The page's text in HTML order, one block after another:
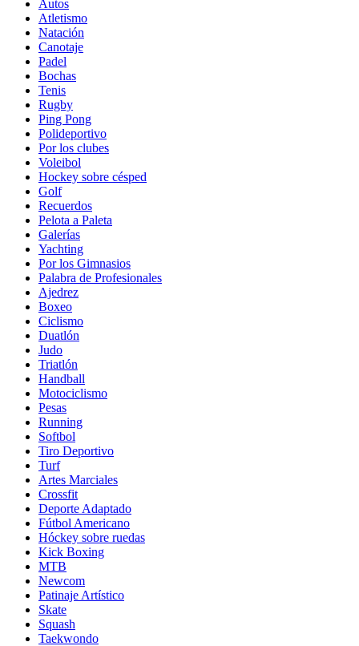
Autos
Atletismo
Natación
Canotaje
Padel
Bochas
Tenis
Rugby
Ping Pong
Polideportivo
Por los clubes
Voleibol
Hockey sobre césped
Golf
Recuerdos
Pelota a Paleta
Galerías
Yachting
Por los Gimnasios
Palabra de Profesionales
Ajedrez
Boxeo
Ciclismo
Duatlón
Judo
Triatlón
Handball
Motociclismo
Pesas
Running
Softbol
Tiro Deportivo
Turf
Artes Marciales
Crossfit
Deporte Adaptado
Fútbol Americano
Hóckey sobre ruedas
Kick Boxing
MTB
Newcom
Patinaje Artístico
Skate
Squash
Taekwondo